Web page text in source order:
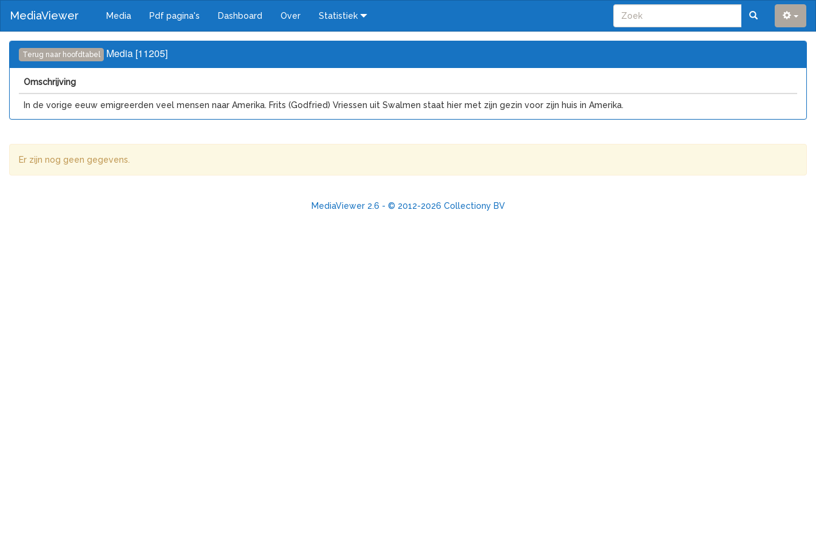
MediaViewer Media Pdf pagina's Dashboard Over Statistiek
Terug naar hoofdtabel Media [11205]
Omschrijving
In de vorige eeuw emigreerden veel mensen naar Amerika. Frits (Godfried) Vriessen uit Swalmen staat hier met zijn gezin voor zijn huis in Amerika.
Er zijn nog geen gegevens.
MediaViewer 2.6 - © 2012-2026 Collectiony BV